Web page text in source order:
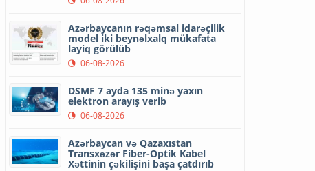
Azərbaycanın rəqəmsal idarəçilik
model iki beynəlxalq mükafata
layiq görülüb
06-08-2026
DSMF 7 ayda 135 minə yaxın
elektron arayış verib
06-08-2026
Azərbaycan və Qazaxıstan
Transxəzər Fiber-Optik Kabel
Xəttinin çəkilişini başa çatdırıb